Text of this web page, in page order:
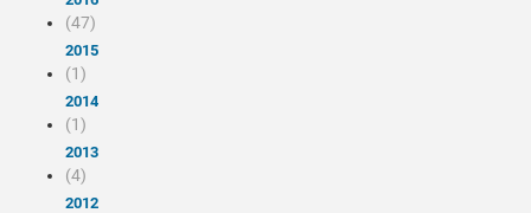
(47)
2015
(1)
2014
(1)
2013
(4)
2012